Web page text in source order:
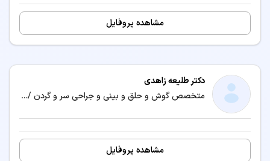
مشاهده پروفایل
دکتر طلیعه زاهدی
متخصص گوش و حلق و بینی و جراحی سر و گردن / دکترای حرفه‌ای پزشکی
مشاهده پروفایل